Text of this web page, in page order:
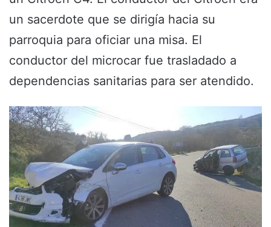
un sacerdote que se dirigía hacia su
parroquia para oficiar una misa. El
conductor del microcar fue trasladado a
dependencias sanitarias para ser atendido.